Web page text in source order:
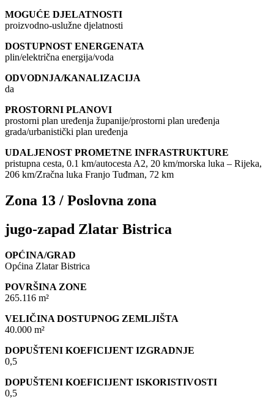
MOGUĆE DJELATNOSTI
proizvodno-uslužne djelatnosti
DOSTUPNOST ENERGENATA
plin/električna energija/voda
ODVODNJA/KANALIZACIJA
da
PROSTORNI PLANOVI
prostorni plan uređenja županije/prostorni plan uređenja
grada/urbanistički plan uređenja
UDALJENOST PROMETNE INFRASTRUKTURE
pristupna cesta, 0.1 km/autocesta A2, 20 km/morska luka – Rijeka,
206 km/Zračna luka Franjo Tuđman, 72 km
Zona 13 / Poslovna zona
jugo-zapad Zlatar Bistrica
OPĆINA/GRAD
Općina Zlatar Bistrica
POVRŠINA ZONE
265.116 m²
VELIČINA DOSTUPNOG ZEMLJIŠTA
40.000 m²
DOPUŠTENI KOEFICIJENT IZGRADNJE
0,5
DOPUŠTENI KOEFICIJENT ISKORISTIVOSTI
0,5